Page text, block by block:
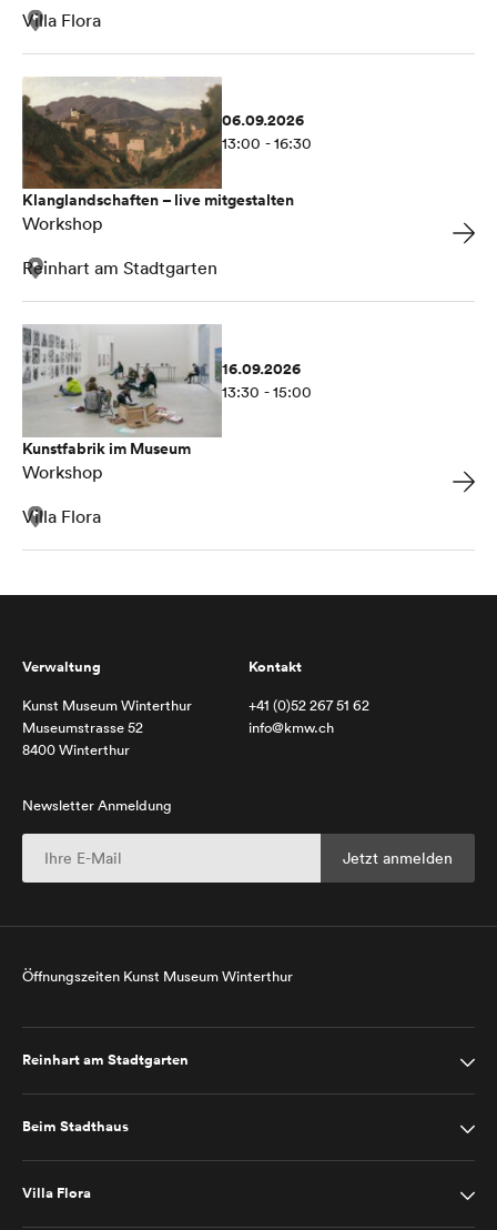
Villa Flora
06.09.2026
13:00 - 16:30
Klanglandschaften – live mitgestalten
Workshop
Reinhart am Stadtgarten
16.09.2026
13:30 - 15:00
Kunstfabrik im Museum
Workshop
Villa Flora
Verwaltung
Kunst Museum Winterthur
Museumstrasse 52
8400 Winterthur
Kontakt
+41 (0)52 267 51 62
info@kmw.ch
Newsletter Anmeldung
Öffnungszeiten Kunst Museum Winterthur
Reinhart am Stadtgarten
Beim Stadthaus
Villa Flora